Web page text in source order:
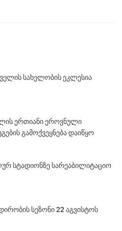
სახელობის ეკლესია
ერთიანი ეროვნული
გამოქვეყნება დაიწყო
სტადიონზე სარეაბილიტაციო
სეზონი 22 აგვისტოს